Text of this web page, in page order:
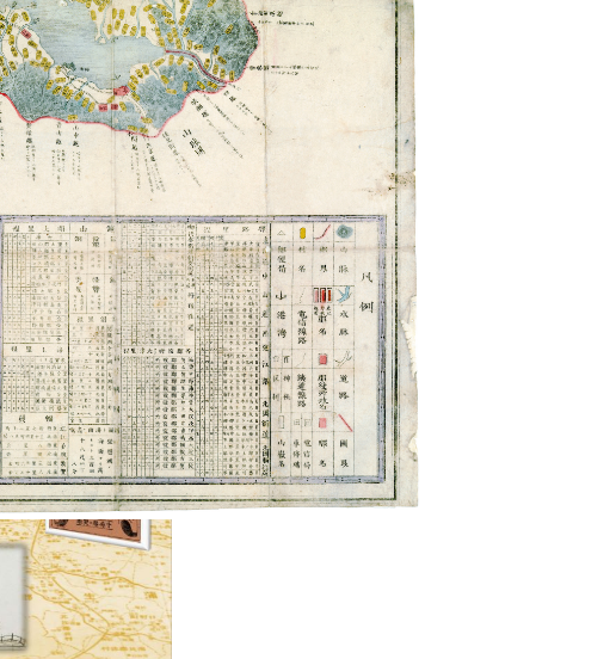
文化・社
2026年 (令和8年)
8月8日（土）
月～金 9:00～17:00
祝日・年末年始は休館
当館について
業務内容、沿革等
利用案内
開館時間、利用方法等
刊行物
情報紙、湖国と文化等
アクセス
住所、交通案内